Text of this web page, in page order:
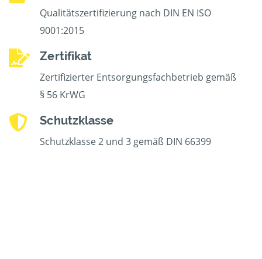
Qualitätszertifizierung nach DIN EN ISO
9001:2015
Zertifikat
Zertifizierter Entsorgungsfachbetrieb gemäß
§ 56 KrWG
Schutzklasse
Schutzklasse 2 und 3 gemäß DIN 66399